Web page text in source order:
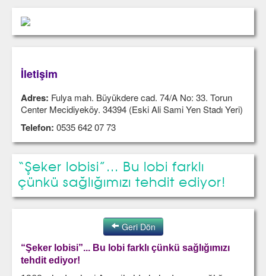
İletişim
English
İletişim
Adres: Fulya mah. Büyükdere cad. 74/A No: 33. Torun
Center Mecidiyeköy. 34394 (Eski Ali Sami Yen Stadı Yeri)
Telefon: 0535 642 07 73
“Şeker lobisi”... Bu lobi farklı
çünkü sağlığımızı tehdit ediyor!
Geri Dön
“Şeker lobisi”... Bu lobi farklı çünkü sağlığımızı
tehdit ediyor!